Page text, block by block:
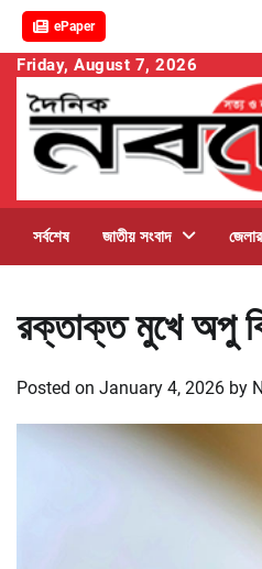
ePaper
Skip
content
Friday, August 7, 2026
সর্বশেষ জাতীয় সংবাদ
রক্তাক্ত মুখে অপু
Posted on January 4, 2026 by